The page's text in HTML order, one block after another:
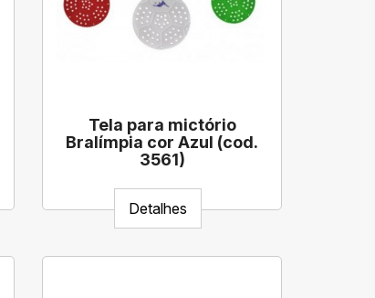
Tela para mictório
Bralímpia cor Azul (cod.
3561)
Detalhes